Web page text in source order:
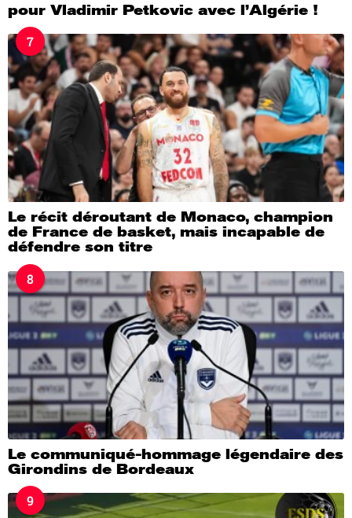
pour Vladimir Petkovic avec l’Algérie !
7
Le récit déroutant de Monaco, champion
de France de basket, mais incapable de
défendre son titre
8
Le communiqué-hommage légendaire des
Girondins de Bordeaux
9